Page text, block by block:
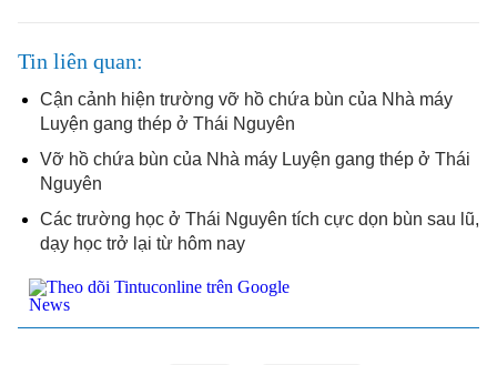
Tin liên quan
Cận cảnh hiện trường vỡ hồ chứa bùn của Nhà máy
Luyện gang thép ở Thái Nguyên
Vỡ hồ chứa bùn của Nhà máy Luyện gang thép ở Thái
Nguyên
Các trường học ở Thái Nguyên tích cực dọn bùn sau lũ,
dạy học trở lại từ hôm nay